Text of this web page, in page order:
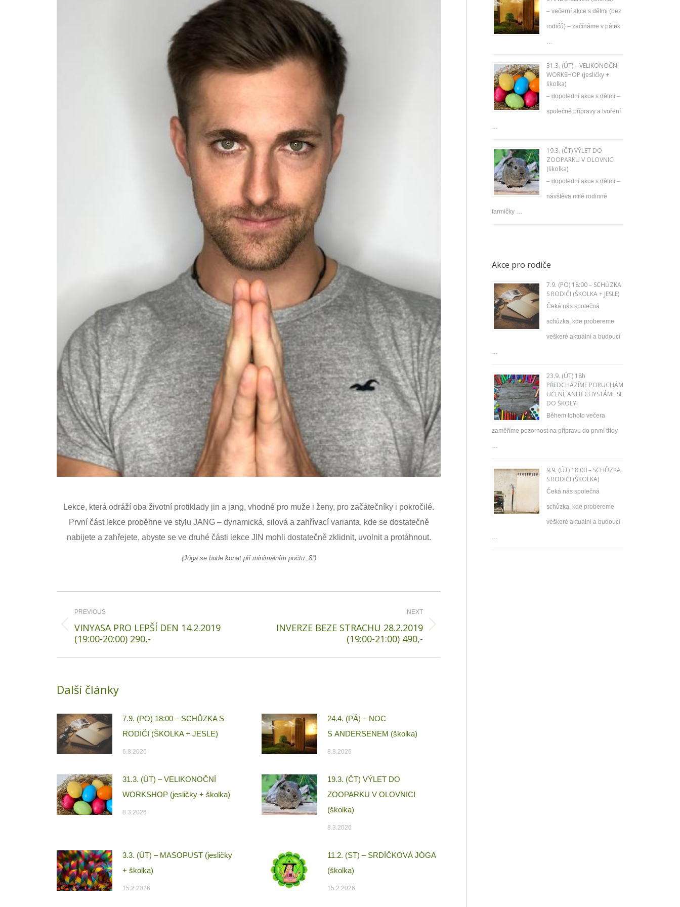
Lekce, která odráží oba životní protiklady jin a jang, vhodné pro muže i ženy, pro začátečníky i pokročilé.
První část lekce proběhne ve stylu JANG – dynamická, silová a zahřívací varianta, kde se dostatečně
nabijete a zahřejete, abyste se ve druhé části lekce JIN mohli dostatečně zklidnit, uvolnit a protáhnout.
(Jóga se bude konat při minimálním počtu „8“)
Post
navigation
PREVIOUS
Previous
post:
VINYASA PRO LEPŠÍ DEN 14.2.2019
(19:00-20:00) 290,-
NEXT
NextINVERZE BEZE STRACHU 28.2.2019
(19:00-21:00) 490,-
Další články
7.9. (PO) 18:00 – SCHŮZKA S
RODIČI (ŠKOLKA + JESLE)
6.8.2026
24.4. (PÁ) – NOC
S ANDERSENEM (školka)
8.3.2026
31.3. (ÚT) – VELIKONOČNÍ
WORKSHOP (jesličky + školka)
8.3.2026
19.3. (ČT) VÝLET DO
ZOOPARKU V OLOVNICI
(školka)
8.3.2026
3.3. (ÚT) – MASOPUST (jesličky
+ školka)
15.2.2026
11.2. (ST) – SRDÍČKOVÁ JÓGA
(školka)
15.2.2026
– večerní akce s dětmi (bez
rodičů) – začínáme v pátek
…
31.3. (ÚT) – VELIKONOČNÍ
WORKSHOP (jesličky +
školka)
– dopolední akce s dětmi –
společné přípravy a tvoření
…
19.3. (ČT) VÝLET DO
ZOOPARKU V OLOVNICI
(školka)
– dopolední akce s dětmi –
návštěva milé rodinné
farmičky …
Akce pro rodiče
7.9. (PO) 18:00 – SCHŮZKA
S RODIČI (ŠKOLKA + JESLE)
Čeká nás společná
schůzka, kde probereme
veškeré aktuální a budoucí
…
23.9. (ÚT) 18h
PŘEDCHÁZÍME PORUCHÁM
UČENÍ, ANEB CHYSTÁME SE
DO ŠKOLY!
Během tohoto večera
zaměříme pozornost na přípravu do první třídy
…
9.9. (ÚT) 18:00 – SCHŮZKA
S RODIČI (ŠKOLKA)
Čeká nás společná
schůzka, kde probereme
veškeré aktuální a budoucí
…